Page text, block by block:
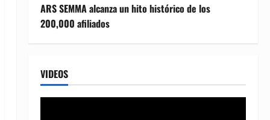
ARS SEMMA alcanza un hito histórico de los
200,000 afiliados
VIDEOS